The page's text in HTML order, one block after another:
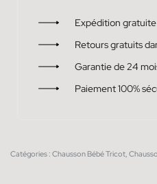
Expédition
Retours gratuits
Garantie de 24
Paiement 100%
Catégories : Chausson Bébé Tricot,